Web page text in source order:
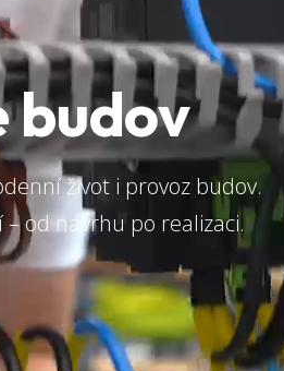
budov
život i provoz budov.
od návrhu po realizaci.